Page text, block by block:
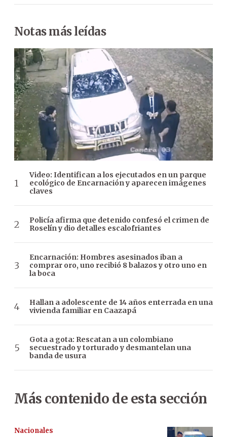
Notas más leídas
Video: Identifican a los ejecutados en un parque
ecológico de Encarnación y aparecen imágenes
claves
Policía afirma que detenido confesó el crimen de
Roselín y dio detalles escalofriantes
Encarnación: Hombres asesinados iban a
comprar oro, uno recibió 8 balazos y otro uno en
la boca
Hallan a adolescente de 14 años enterrada en una
vivienda familiar en Caazapá
Gota a gota: Rescatan a un colombiano
secuestrado y torturado y desmantelan una
banda de usura
Más contenido de esta sección
Nacionales